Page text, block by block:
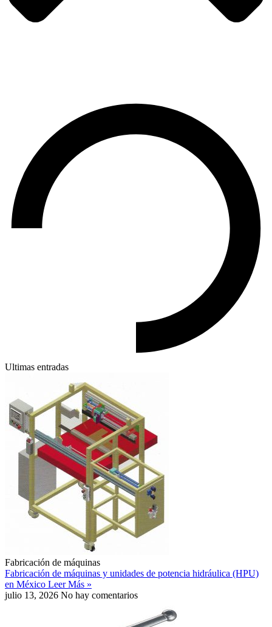
Ultimas entradas
Fabricación de máquinas
Fabricación de máquinas y unidades de potencia hidráulica (HPU)
en México Leer Más »
julio 13, 2026 No hay comentarios